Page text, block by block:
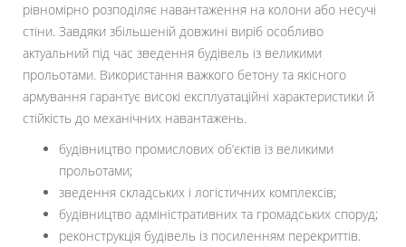
рівномірно розподіляє навантаження на колони або несучі
стіни. Завдяки збільшеній довжині виріб особливо
актуальний під час зведення будівель із великими
прольотами. Використання важкого бетону та якісного
армування гарантує високі експлуатаційні характеристики й
стійкість до механічних навантажень.
будівництво промислових об’єктів із великими
прольотами;
зведення складських і логістичних комплексів;
будівництво адміністративних та громадських споруд;
реконструкція будівель із посиленням перекриттів.